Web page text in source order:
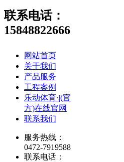
联系电话：
15848822666
网站首页
关于我们
产品服务
工程案例
乐动体育·|(官
方)在线官网
联系我们
服务热线：
0472-7919588
联系电话：